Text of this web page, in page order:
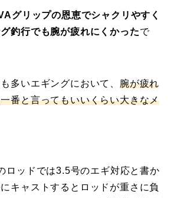
グリップの恩恵でシャクリやすく
釣行でも腕が疲れにくかったで
多いエギングにおいて、 腕が疲れ
番と言ってもいいくらい大きなメ
ロッドでは3.5号のエギ対応と書か
キャストするとロッドが重さに負